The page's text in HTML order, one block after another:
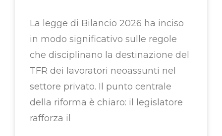
La legge di Bilancio 2026 ha inciso
in modo significativo sulle regole
che disciplinano la destinazione del
TFR dei lavoratori neoassunti nel
settore privato. Il punto centrale
della riforma è chiaro: il legislatore
rafforza il